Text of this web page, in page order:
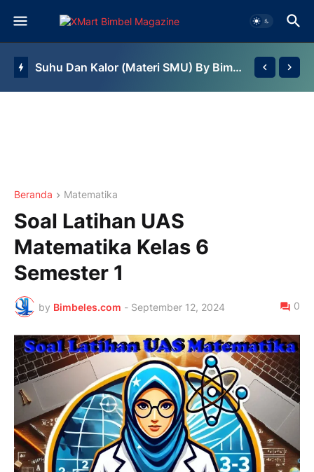
Suhu Dan Kalor (Materi SMU) By Bimbel Jakarta Timur
Debit (Materi SD) by Bimbel Jakarta Timur
Beranda Matematika
Soal Latihan UAS
Matematika Kelas 6
Semester 1
by Bimbeles.com - September 12, 2024 0